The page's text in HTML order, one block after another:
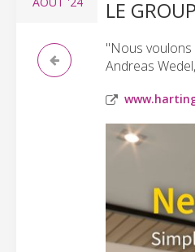
LE
"Nous
Andreas